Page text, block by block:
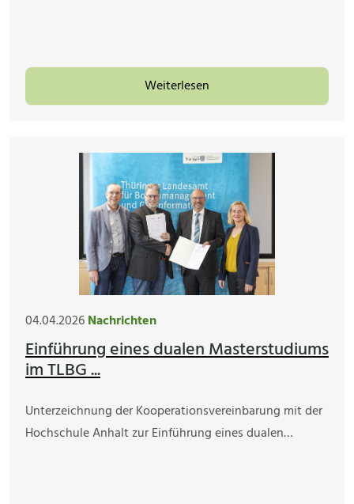
Weiterlesen
04.04.2026Nachrichten
Einführung eines dualen Masterstudiums
im TLBG ...
Unterzeichnung der Kooperationsvereinbarung mit der
Hochschule Anhalt zur Einführung eines dualen…